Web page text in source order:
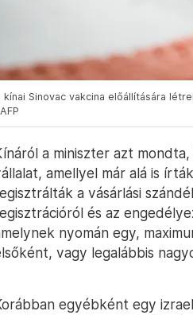
kínai Sinovac vakcina előállítására
a miniszter azt
amellyel már alá is
a vásárlási
és az
nyomán egy,
vagy legalábbis
egyébként egy